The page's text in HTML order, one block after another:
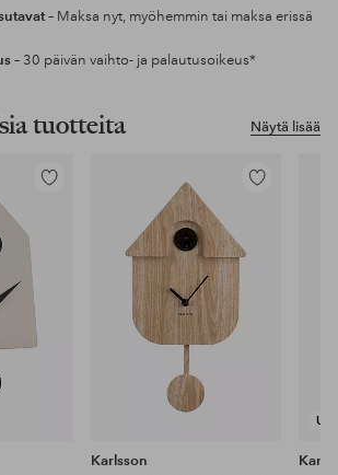
– Maksa nyt, myöhemmin tai maksa erissä
– 30 päivän vaihto- ja palautusoikeus*
Näytä lisää
tuotteita
Lisää
Lisää
Karlsson